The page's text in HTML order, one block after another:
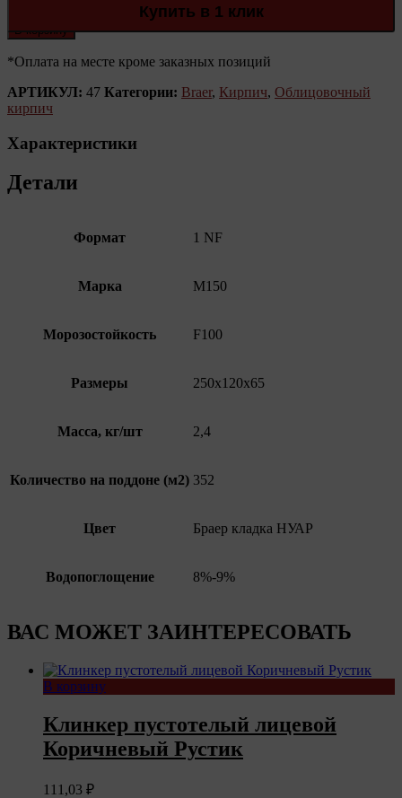
В корзину
Купить в 1 клик
*Оплата на месте кроме заказных позиций
АРТИКУЛ: 47 Категории: Braer, Кирпич, Облицовочный
кирпич
Характеристики
Детали
Формат 1 NF
Марка М150
Морозостойкость F100
Размеры 250х120х65
Масса, кг/шт 2,4
Количество на поддоне (м2) 352
Цвет Браер кладка НУАР
Водопоглощение 8%-9%
ВАС МОЖЕТ ЗАИНТЕРЕСОВАТЬ
В корзину
Клинкер пустотелый лицевой
Коричневый Рустик
111,03 ₽